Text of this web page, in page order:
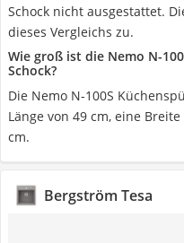
Schock nicht ausgestattet.
dieses Vergleichs zu.
Wie groß ist die Nemo N-
Schock?
Die Nemo N-100S
Länge von 49 cm, eine
cm.
Bergström Tesa